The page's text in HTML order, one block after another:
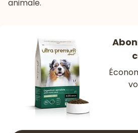
animale.